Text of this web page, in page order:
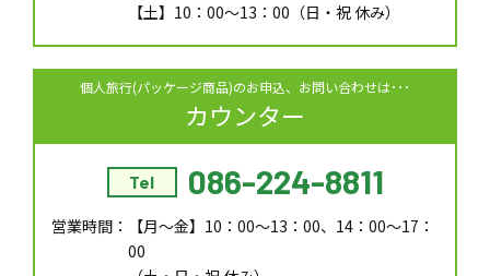
【土】10：00～13：00（日・祝 休み）
個人旅行(パッケージ商品)のお申込、お問い合わせは･･･
カウンター
Tel 086-224-8811
営業時間：
【月～金】10：00～13：00、14：00～17：
00